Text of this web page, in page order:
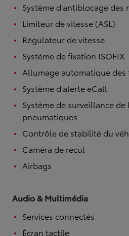
Système d'antiblocage des
Limiteur de vitesse (ASL)
Régulateur de vitesse
Système de fixation ISOFIX
Allumage automatique des
Système d'alerte eCall
Système de surveillance de
pneumatiques
Contrôle de stabilité du
Caméra de recul
Airbags
Audio & Multimédia
Services connectés
Écran tactile